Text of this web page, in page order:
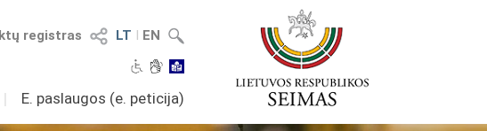
LT I EN
registras
I E. paslaugos (e. peticija)